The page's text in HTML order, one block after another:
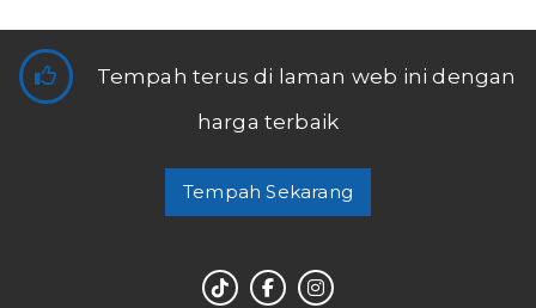
Tempah terus di laman web ini dengan
harga terbaik
Tempah Sekarang